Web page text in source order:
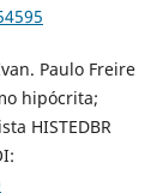
Paulo Freire
hipócrita;
HISTEDBR